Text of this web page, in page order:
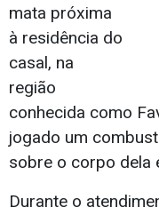
mata próxima
à residência do
casal, na
região
conhecida como
jogado um
sobre o corpo dela
Durante o